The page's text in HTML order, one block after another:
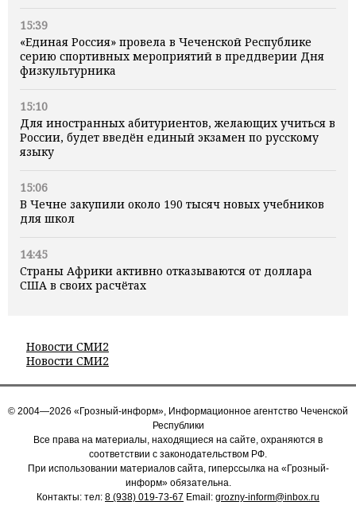
15:39
«Единая Россия» провела в Чеченской Республике
серию спортивных мероприятий в преддверии Дня
физкультурника
15:10
Для иностранных абитуриентов, желающих учиться в
России, будет введён единый экзамен по русскому
языку
15:06
В Чечне закупили около 190 тысяч новых учебников
для школ
14:45
Страны Африки активно отказываются от доллара
США в своих расчётах
Новости СМИ2
Новости СМИ2
© 2004—2026 «Грозный-информ», Информационное агентство Чеченской
Республики
Все права на материалы, находящиеся на сайте, охраняются в
соответствии с законодательством РФ.
При использовании материалов сайта, гиперссылка на «Грозный-
информ» обязательна.
Контакты: тел: 8 (938) 019-73-67 Email: grozny-inform@inbox.ru